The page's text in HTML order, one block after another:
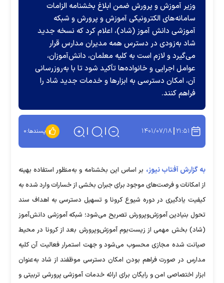
وزیر آموزش و پرورش ضمن ابلاغ بخشنامه الزامات
سامانه‌‎های الکترونیکی آموزش و پرورش و شبکه
آموزشی دانش آموز (شاد)، اعلام کرد که نسخه جدید
شاد به‌زودی در دسترس همه مدیران مدارس قرار
می‌گیرد و لازم است به کلیه معلمان، دانش‌آموزان،
عوامل اجرایی و خانواده‌ها تأکید شود تا با به‌روزرسانی
آن، امکان دسترسی به ابزار‌ها و خدمات جدید شاد را
فراهم کنند.
۲۱:۵۱ ۱۴۰۱/۰۷/۱۸ پسندها:۰
به گزارش آفتاب نیوز، بر اساس این بخشنامه و به‌منظور استفاده بهینه
از امکانات و فرصت‌های موجود برای جبران بخشی از خسارات وارد شده به
کیفیت یادگیری در دوره شیوع کرونا و تسهیل دسترسی به اهداف سند
تحول بنیادین آموزش‌وپرورش تصریح می‌شود؛ شبکه آموزشی دانش‌آموز
(شاد) بخش مهمی از زیست‌بوم آموزش‌وپرورش بعد از کرونا در محیط
صیانت شده مجازی محسوب می‌شود و جهت استمرار فعالیت آن کلیه
مدارس در صورت فراهم بودن امکان دسترسی موظفند از شاد به‌عنوان
ابزار اختصاصی امن و رایگان برای ارائه خدمات آموزشی پرورشی تربیتی و